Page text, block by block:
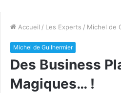
Accueil / Les Experts / Michel de
Michel de Guilhermier
Des Business
Magiques… !